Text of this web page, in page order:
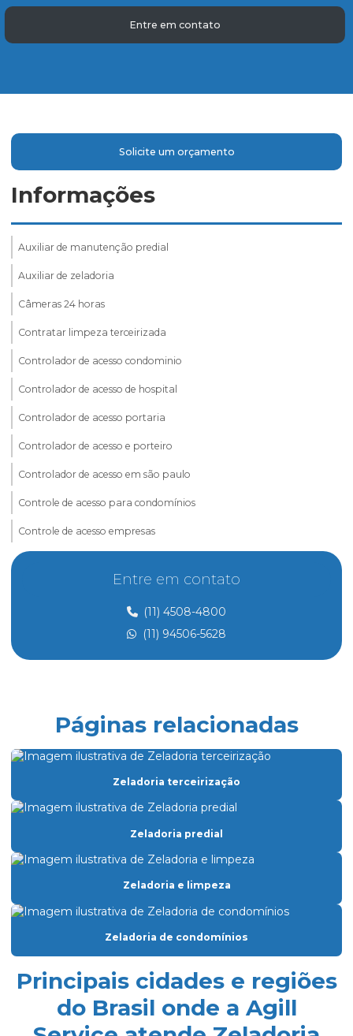
Entre em contato
Solicite um orçamento
Informações
Auxiliar de manutenção predial
Auxiliar de zeladoria
Câmeras 24 horas
Contratar limpeza terceirizada
Controlador de acesso condominio
Controlador de acesso de hospital
Controlador de acesso portaria
Controlador de acesso e porteiro
Controlador de acesso em são paulo
Controle de acesso para condomínios
Controle de acesso empresas
Controle de acesso e portaria
Controle de acesso preço
Controle de acesso de prestadores de serviço
Eletricista de manutenção predial
Empresa de dedetização
Empresa especializada em limpeza
Empresa especializada em limpeza de vidros
Empresa de limpeza de fachada de prédio
Empresa de limpeza de fachadas
Empresa de limpeza facility
Entre em contato
(11) 4508-4800
(11) 94506-5628
Páginas relacionadas
Zeladoria terceirização
Zeladoria predial
Zeladoria e limpeza
Zeladoria de condomínios
Principais cidades e regiões
do Brasil onde a Agill